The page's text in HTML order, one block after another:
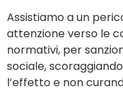
Assistiamo a un
attenzione verso le
normativi, per
sociale,
l’effetto e non